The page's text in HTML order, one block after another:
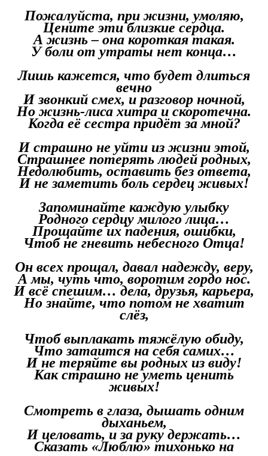
Пожалуйста, при жизни, умоляю,
Цените эти близкие сердца.
А жизнь – она короткая такая.
У боли от утраты нет конца…
Лишь кажется, что будет длиться
вечно
И звонкий смех, и разговор ночной,
Но жизнь-лиса хитра и скоротечна.
Когда её сестра придёт за мной?
И страшно не уйти из жизни этой,
Страшнее потерять людей родных,
Недолюбить, оставить без ответа,
И не заметить боль сердец живых!
Запоминайте каждую улыбку
Родного сердцу милого лица…
Прощайте их падения, ошибки,
Чтоб не гневить небесного Отца!
Он всех прощал, давал надежду, веру,
А мы, чуть что, воротим гордо нос.
И всё спешим… дела, друзья, карьера,
Но знайте, что потом не хватит
слёз,
Чтоб выплакать тяжёлую обиду,
Что затаится на себя самих…
И не теряйте вы родных из виду!
Как страшно не уметь ценить
живых!
Смотреть в глаза, дышать одним
дыханьем,
И целовать, и за руку держать…
Сказать «Люблю» тихонько на